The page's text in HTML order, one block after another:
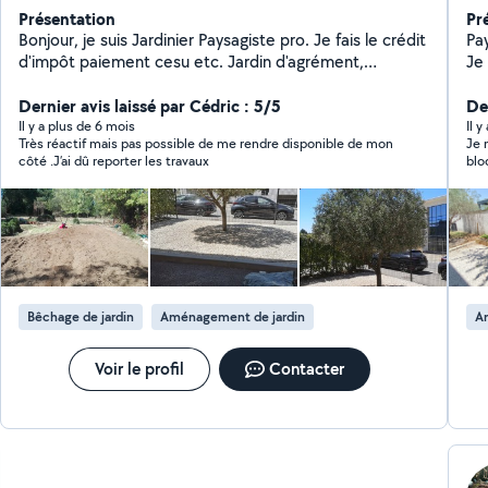
Présentation
Bonjour, je suis Jardinier Paysagiste pro. Je fais le crédit
d'impôt paiement cesu etc. Jardin d'agrément,
aucun sercrets pour moi ! Je suis expérimenté et très
bien équipé. Rencontrons nous pour évaluer ensemble
votre besoin !
Dernier avis laissé par Cédric : 5/5
Il y a plus de 6 mois
Très réactif mais pas possible de me rendre disponible de mon
côté .J’ai dû reporter les travaux
Bêchage de jardin Aménagement de jardin
Voir le profil Contacter
Je
Il y
Je
du
messages.
les